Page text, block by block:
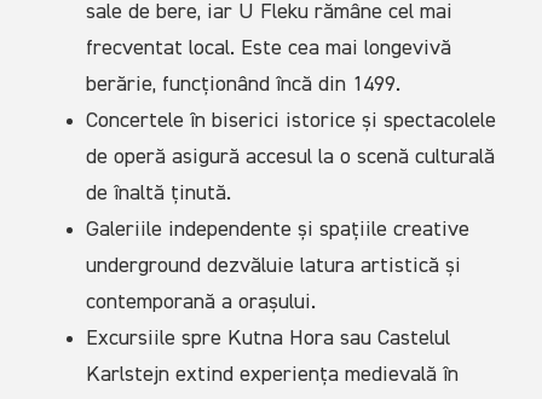
sale de bere, iar U Fleku rămâne cel mai
frecventat local. Este cea mai longevivă
berărie, funcționând încă din 1499.
Concertele în biserici istorice și spectacolele
de operă asigură accesul la o scenă culturală
de înaltă ținută.
Galeriile independente și spațiile creative
underground dezvăluie latura artistică și
contemporană a orașului.
Excursiile spre Kutna Hora sau Castelul
Karlstejn extind experiența medievală în